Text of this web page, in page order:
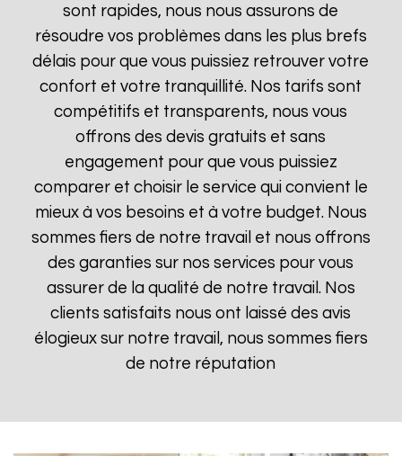
sont rapides, nous nous assurons de
résoudre vos problèmes dans les plus brefs
délais pour que vous puissiez retrouver votre
confort et votre tranquillité. Nos tarifs sont
compétitifs et transparents, nous vous
offrons des devis gratuits et sans
engagement pour que vous puissiez
comparer et choisir le service qui convient le
mieux à vos besoins et à votre budget. Nous
sommes fiers de notre travail et nous offrons
des garanties sur nos services pour vous
assurer de la qualité de notre travail. Nos
clients satisfaits nous ont laissé des avis
élogieux sur notre travail, nous sommes fiers
de notre réputation